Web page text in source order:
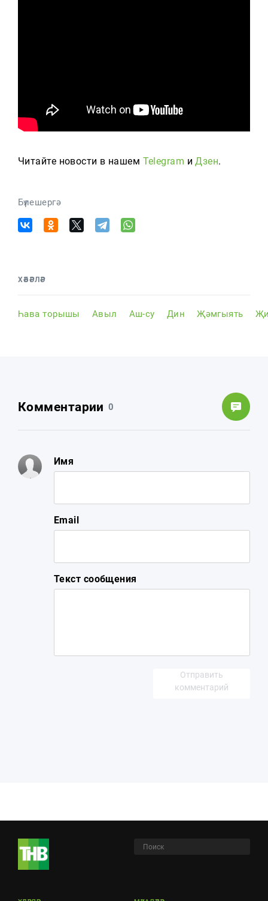
Читайте новости в нашем Telegram иДзен.
Бүлешергә
ХӘБӘРЛӘР
Һава торышы Авыл Аш-су Дин Җәмгыять
Комментарии 0
Имя
Email
Текст сообщения
Отправить
комментарий